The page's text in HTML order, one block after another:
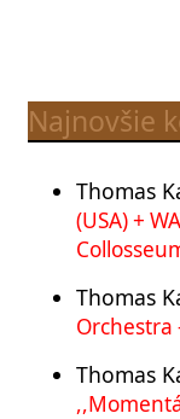
Najnovšie
Thomas
(USA) +
Thomas
Orchestra
Thomas